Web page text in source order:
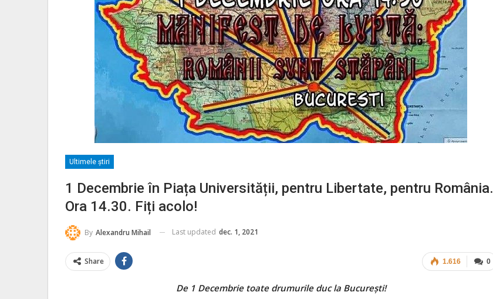
Ultimele ştiri
1 Decembrie în Piața Universității, pentru Libertate, pentru România.
Ora 14.30. Fiți acolo!
By Alexandru Mihail Last updated dec. 1, 2021
0
1.616
Share
De 1 Decembrie toate drumurile duc la București!